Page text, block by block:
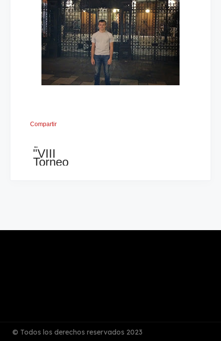
Compartir
←
"VIII
Torneo
© Todos los derechos reservados 2023